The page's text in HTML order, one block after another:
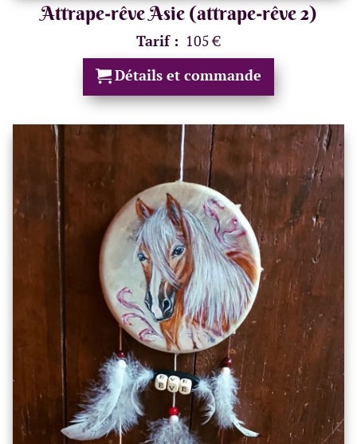
Attrape-rêve Asie (attrape-rêve 2)
Tarif : 105 €
Détails et commande